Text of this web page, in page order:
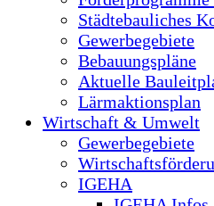
Städtebauliches
Gewerbegebiete
Bebauungspläne
Aktuelle
Lärmaktionsplan
Wirtschaft & Umwelt
Gewerbegebiete
IGEHA